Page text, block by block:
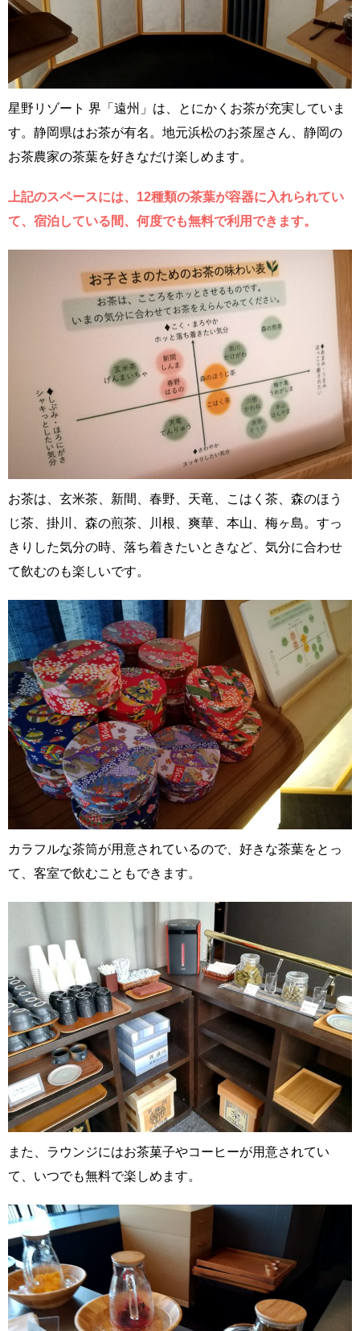
星野リゾート 界「遠州」は、とにかくお茶が充実していま
す。静岡県はお茶が有名。地元浜松のお茶屋さん、静岡の
お茶農家の茶葉を好きなだけ楽しめます。
上記のスペースには、12種類の茶葉が容器に入れられてい
て、宿泊している間、何度でも無料で利用できます。
お茶は、玄米茶、新間、春野、天竜、こはく茶、森のほう
じ茶、掛川、森の煎茶、川根、爽華、本山、梅ヶ島。すっ
きりした気分の時、落ち着きたいときなど、気分に合わせ
て飲むのも楽しいです。
カラフルな茶筒が用意されているので、好きな茶葉をとっ
て、客室で飲むこともできます。
また、ラウンジにはお茶菓子やコーヒーが用意されてい
て、いつでも無料で楽しめます。